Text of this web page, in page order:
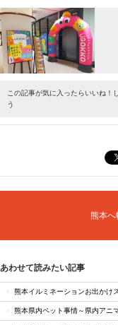
この記事が気に入ったらいいね！
う
熊本へ
あわせて読みたい記事
熊本イルミネーションお出かけ
熊本県内ペット事情～県内アニ